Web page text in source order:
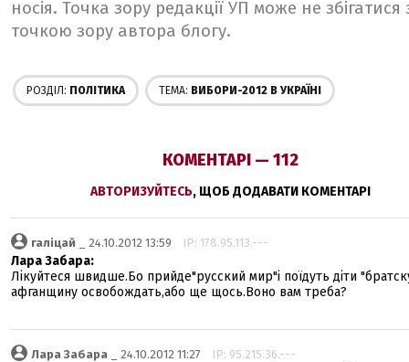
носія. Точка зору редакції УП може не збігатися
точкою зору автора блогу.
РОЗДІЛ: ПОЛІТИКА ТЕМА: ВИБОРИ-2012 В УКРАЇНІ
КОМЕНТАРІ — 112
АВТОРИЗУЙТЕСЬ, ЩОБ ДОДАВАТИ КОМЕНТАРІ
галіцай _ 24.10.2012 13:59 IP: 178.95.113.---
Лара Забара:
Лікуйтеся швидше.Бо прийде"русский мир"і поїдуть діти
афганщину освобождать,або ще щось.Воно вам треба?
Лара Забара _ 24.10.2012 11:27 IP: 95.215.36.---